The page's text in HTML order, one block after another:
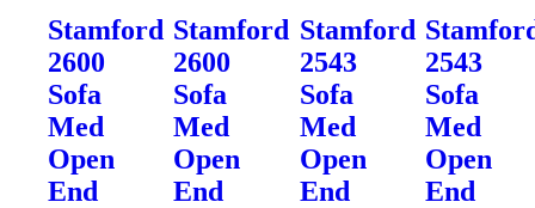
Stamford
2600
Sofa
Med
Open
End
Stamford
2600
Sofa
Med
Open
End
Stamford
2543
Sofa
Med
Open
End
2543
Sofa
Med
Open
End